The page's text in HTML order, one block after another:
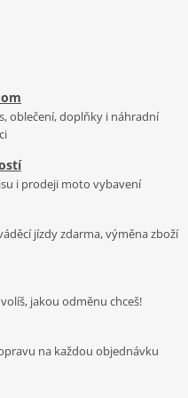
Dvojitý hliníkový rám
oblečení, doplňky i náhradní
i prodeji moto vybavení
jízdy zdarma, výměna zboží
volíš, jakou odměnu chceš!
na každou objednávku